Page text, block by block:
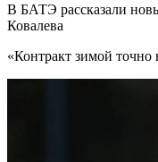
В БАТЭ рассказали
Ковалева
«Контракт зимой точно